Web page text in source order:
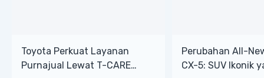
Toyota Perkuat Layanan
Purnajual Lewat T-CARE
Perubahan All-
CX-5: SUV Ikonik